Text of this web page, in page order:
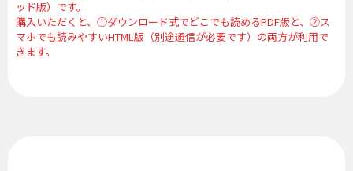
ッド版）です。
購入いただくと、①ダウンロード式でどこでも読めるPDF版と、②ス
マホでも読みやすいHTML版（別途通信が必要です）の両方が利用で
きます。